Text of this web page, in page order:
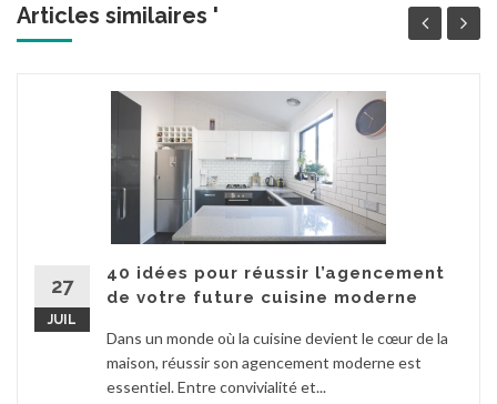
Articles similaires '
27
JUIL
40 idées pour réussir l’agencement
de votre future cuisine moderne
Dans un monde où la cuisine devient le cœur de la
maison, réussir son agencement moderne est
essentiel. Entre convivialité et...